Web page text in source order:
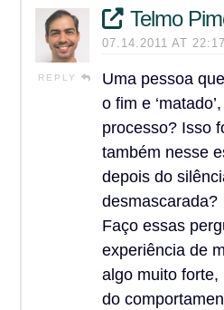
REPLY
Telmo
07.14.2011 AT 22:17
Uma pessoa
o fim e
processo? Isso
também nesse
depois do
desmascarada?
Faço essas
experiência de
algo muito
do